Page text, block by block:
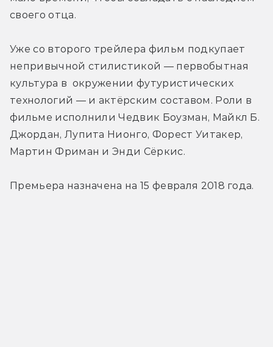
своего отца.
Уже со второго трейлера фильм подкупает
непривычной стилистикой — первобытная
культура в  окружении футуристических
технологий — и актёрским составом. Роли в
фильме исполнили Чедвик Боузман, Майкл Б.
Джордан, Лупита Нионго, Форест Уитакер,
Мартин Фриман и Энди Сёркис.
Премьера назначена на 15 февраля 2018 года.